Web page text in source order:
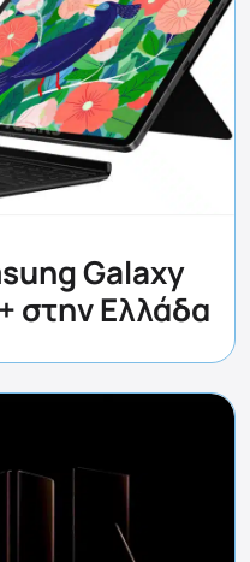
Galaxy
στην Ελλάδα